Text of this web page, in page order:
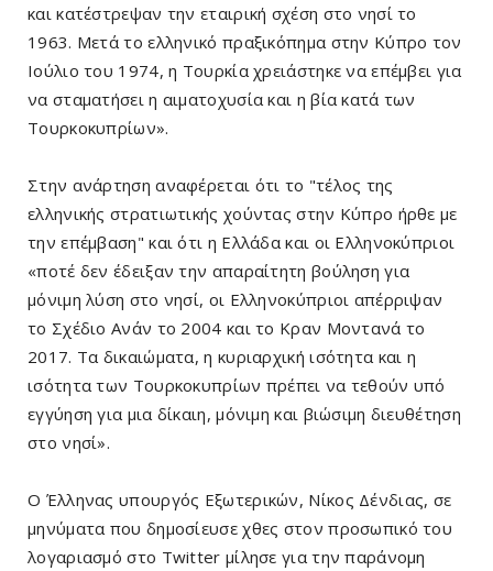
και κατέστρεψαν την εταιρική σχέση στο νησί το
1963. Μετά το ελληνικό πραξικόπημα στην Κύπρο τον
Ιούλιο του 1974, η Τουρκία χρειάστηκε να επέμβει για
να σταματήσει η αιματοχυσία και η βία κατά των
Τουρκοκυπρίων».
Στην ανάρτηση αναφέρεται ότι το "τέλος της
ελληνικής στρατιωτικής χούντας στην Κύπρο ήρθε με
την επέμβαση" και ότι η Ελλάδα και οι Ελληνοκύπριοι
«ποτέ δεν έδειξαν την απαραίτητη βούληση για
μόνιμη λύση στο νησί, οι Ελληνοκύπριοι απέρριψαν
το Σχέδιο Ανάν το 2004 και το Κραν Μοντανά το
2017. Τα δικαιώματα, η κυριαρχική ισότητα και η
ισότητα των Τουρκοκυπρίων πρέπει να τεθούν υπό
εγγύηση για μια δίκαιη, μόνιμη και βιώσιμη διευθέτηση
στο νησί».
Ο Έλληνας υπουργός Εξωτερικών, Νίκος Δένδιας, σε
μηνύματα που δημοσίευσε χθες στον προσωπικό του
λογαριασμό στο Twitter μίλησε για την παράνομη